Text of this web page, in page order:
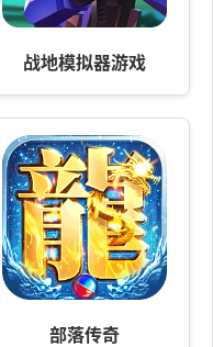
战地模拟器游戏
部落传奇